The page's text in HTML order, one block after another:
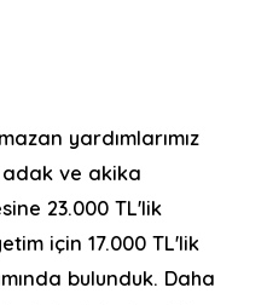
yardımlarımız
adak ve akika
23.000 TL'lik
için 17.000 TL'lik
bulunduk. Daha